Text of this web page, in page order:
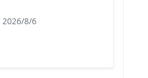
2026/8/6